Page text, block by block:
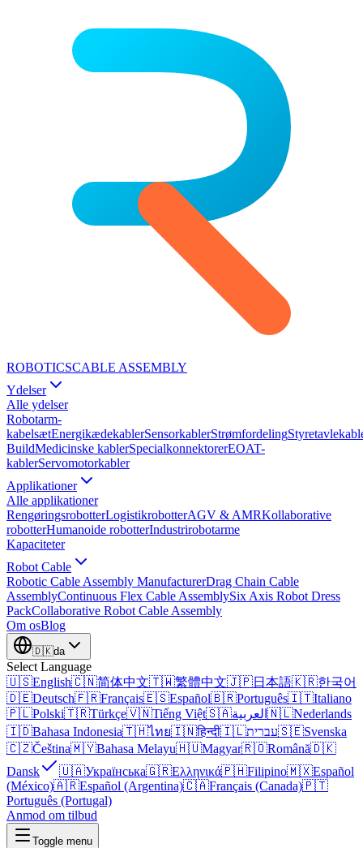
ROBOTICSCABLE ASSEMBLY
Ydelser
Alle ydelser
Robotarm-
kabelsætEnergikædekablerSensorkablerStrømfordeling
BuildMedicinske kablerSpecialkonnektorerEOAT-
kablerServomotorkabler
Applikationer
Alle applikationer
RengøringsrobotterLogistikrobotterAGV & AMRKollaborative
robotterHumanoide robotterIndustrirobotarme
Kapaciteter
Robot Cable
Robotic Cable Assembly ManufacturerDrag Chain Cable
AssemblyContinuous Flex Cable AssemblySix Axis Robot Dress
PackCollaborative Robot Cable Assembly
Om osBlog
🇩🇰da
Select Language
🇺🇸English🇨🇳简体中文🇹🇼繁體中文🇯🇵日本語🇰🇷한국어
🇩🇪Deutsch🇫🇷Français🇪🇸Español🇧🇷Português🇮🇹Italiano
🇵🇱Polski🇹🇷Türkçe🇻🇳Tiếng Việt🇸🇦العربية 🇳🇱Nederlands
🇮🇩Bahasa Indonesia🇹🇭ไทย🇮🇳हिन्दी🇮🇱עברית🇸🇪Svenska
🇨🇿Čeština🇲🇾Bahasa Melayu🇭🇺Magyar🇷🇴Română🇩🇰
Dansk
🇺🇦Українська🇬🇷Ελληνικά🇵🇭Filipino🇲🇽Español
(México)🇦🇷Español (Argentina)🇨🇦Français (Canada)🇵🇹
Português (Portugal)
Anmod om tilbud
Toggle menu